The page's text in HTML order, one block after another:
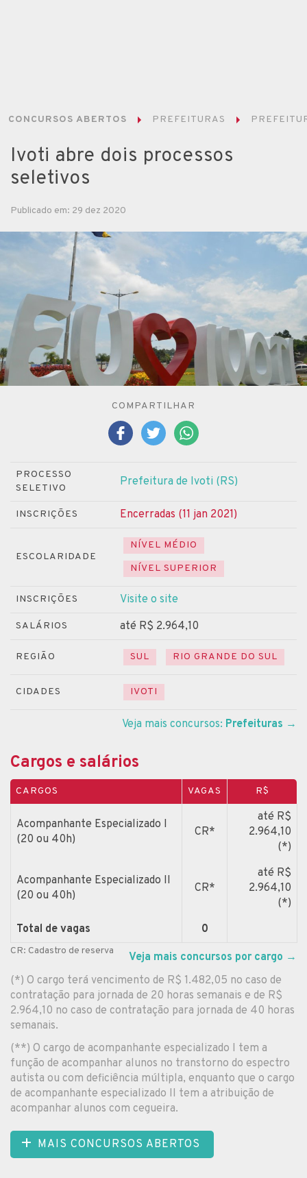
CONCURSOS ABERTOS PREFEITURAS
Ivoti abre dois processos
seletivos
Publicado em: 29 dez 2020
COMPARTILHAR
PROCESSO
SELETIVO
Prefeitura de Ivoti (RS)
INSCRIÇÕES Encerradas (11 jan 2021)
ESCOLARIDADE
NÍVEL MÉDIO
NÍVEL SUPERIOR
INSCRIÇÕES Visite o site
SALÁRIOS até R$ 2.964,10
REGIÃO SUL RIO GRANDE DO SUL
CIDADES IVOTI
Veja mais concursos: Prefeituras →
Cargos e salários
CARGOS VAGAS R$
Acompanhante Especializado I
(20 ou 40h)
CR*
até R$
2.964,10
(*)
Acompanhante Especializado II
(20 ou 40h)
CR*
até R$
2.964,10
(*)
Total de vagas
0
CR: Cadastro de reserva Veja mais concursos por cargo →
(*) O cargo terá vencimento de R$ 1.482,05 no caso de
contratação para jornada de 20 horas semanais e de R$
2.964,10 no caso de contratação para jornada de 40 horas
semanais.
(**) O cargo de acompanhante especializado I tem a
função de acompanhar alunos no transtorno do espectro
autista ou com deficiência múltipla, enquanto que o cargo
de acompanhante especializado II tem a atribuição de
acompanhar alunos com cegueira.
MAIS CONCURSOS ABERTOS